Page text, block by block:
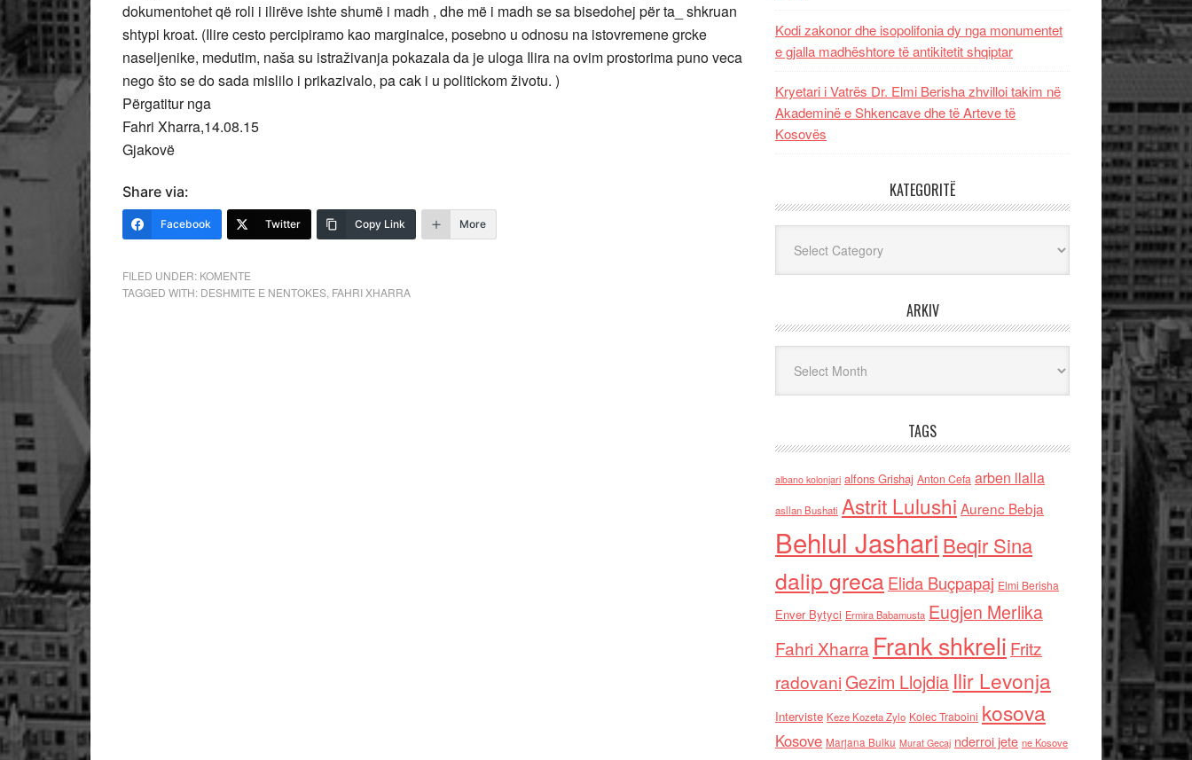
dokumentohet që roli i ilirëve ishte shumë i madh , dhe më i madh se sa bisedohej për ta_ shkruan
shtypi kroat. (Ilire cesto percipiramo kao marginalce, posebno u odnosu na istovremene grcke
naseljenike, medutim, naša su istraživanja pokazala da je uloga Ilira na ovim prostorima puno veca
nego što se do sada mislilo i prikazivalo, pa cak i u politickom životu. )
Përgatitur nga
Fahri Xharra,14.08.15
Gjakovë
Share via:
Facebook Twitter Copy Link More
FILED UNDER: KOMENTE
TAGGED WITH: DESHMITE E NENTOKES FAHRI XHARRA
Kodi zakonor dhe isopolifonia dy nga monumentet
e gjalla madhështore të antikitetit shqiptar
Kryetari i Vatrës Dr. Elmi Berisha zhvilloi takim në
Akademinë e Shkencave dhe të Arteve të
Kosovës
KATEGORITË
ARKIV
TAGS
albano kolonjari alfons Grishaj Anton Cefa arben llalla
asllan Bushati Astrit Lulushi Aurenc Bebja
Behlul Jashari Beqir Sina
dalip grecaElida Buçpapaj Elmi Berisha
Enver Bytyci Ermira Babamusta Eugjen Merlika
Fahri Xharra Frank shkreli Fritz
radovaniGezim Llojdia Ilir Levonja
Interviste Keze Kozeta Zylo Kolec Traboini kosova
Kosove Marjana Bulku Murat Gecaj nderroi jete ne Kosove